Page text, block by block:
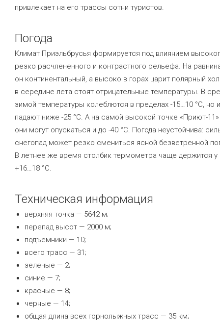
привлекает на его трассы сотни туристов.
Погода
Климат Приэльбрусья формируется под влиянием
резко расчлененного и контрастного рельефа. На
он континентальный, а высоко в горах царит полярный
в середине лета стоят отрицательные температуры. В
зимой температуры колеблются в пределах -15…10 °C, но
падают ниже -25 °C. А на самой высокой точке «Приют-
они могут опускаться и до -40 °C. Погода неустойчива:
снегопад может резко смениться ясной безветренной
В летнее же время столбик термометра чаще держится у
+16…18 °C.
Техническая информация
верхняя точка — 5642 м;
перепад высот — 2000 м;
подъемники — 10;
всего трасс — 31;
зеленые — 2;
синие — 7;
красные — 8;
черные — 14;
общая длина всех горнолыжных трасс — 35 км;